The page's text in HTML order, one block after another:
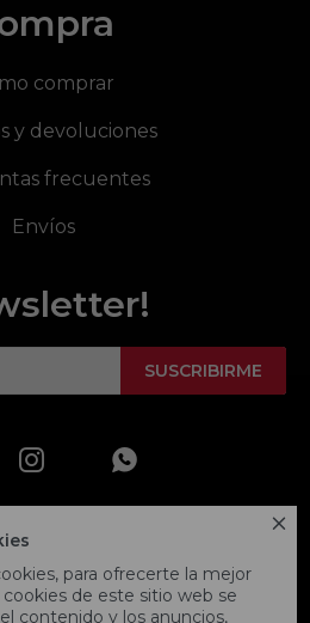

para ofrecerte la mejor
de este sitio web se
contenido y los anuncios,
comprar
y devoluciones
frecuentes
Envíos
SUSCRIBIRME
 